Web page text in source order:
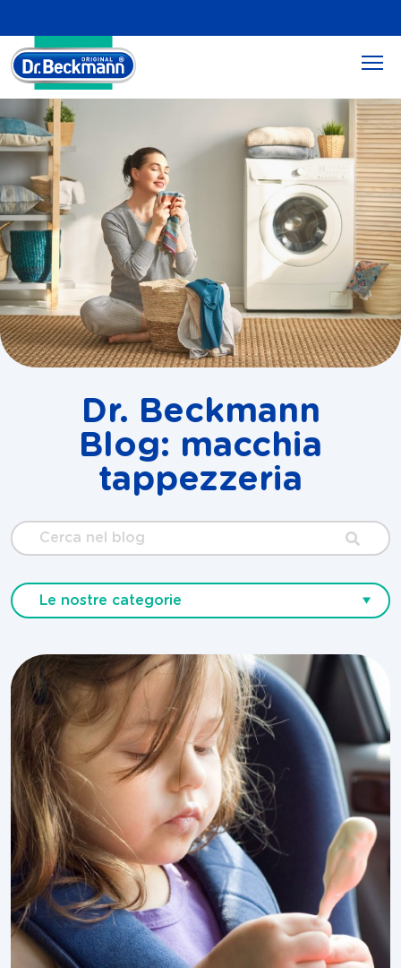
Dr. Beckmann
Blog: macchia
tappezzeria
Cerca
nel
Le nostre categorie